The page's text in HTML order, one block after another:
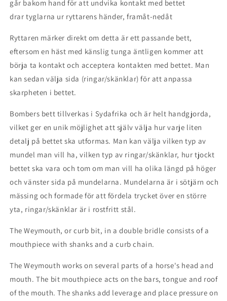
går bakom hand för att undvika kontakt med bettet
drar tyglarna ur ryttarens händer, framåt-nedåt
Ryttaren märker direkt om detta är ett passande bett,
eftersom en häst med känslig tunga äntligen kommer att
börja ta kontakt och acceptera kontakten med bettet. Man
kan sedan välja sida (ringar/skänklar) för att anpassa
skarpheten i bettet.
Bombers bett tillverkas i Sydafrika och är helt handgjorda,
vilket ger en unik möjlighet att själv välja hur varje liten
detalj på bettet ska utformas. Man kan välja vilken typ av
mundel man vill ha, vilken typ av ringar/skänklar, hur tjockt
bettet ska vara och tom om man vill ha olika längd på höger
och vänster sida på mundelarna. Mundelarna är i sötjärn och
mässing och formade för att fördela trycket över en större
yta, ringar/skänklar är i rostfritt stål.
The Weymouth, or curb bit, in a double bridle consists of a
mouthpiece with shanks and a curb chain.
The Weymouth works on several parts of a horse's head and
mouth. The bit mouthpiece acts on the bars, tongue and roof
of the mouth. The shanks add leverage and place pressure on